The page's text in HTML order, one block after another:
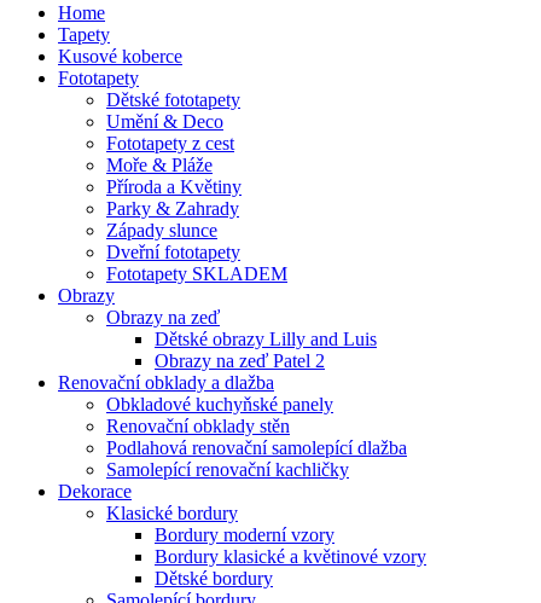
Home
Tapety
Kusové koberce
Fototapety
Dětské fototapety
Umění & Deco
Fototapety z cest
Moře & Pláže
Příroda a Květiny
Parky & Zahrady
Západy slunce
Dveřní fototapety
Fototapety SKLADEM
Obrazy
Obrazy na zeď
Dětské obrazy Lilly and Luis
Obrazy na zeď Patel 2
Renovační obklady a dlažba
Obkladové kuchyňské panely
Renovační obklady stěn
Podlahová renovační samolepící dlažba
Samolepící renovační kachličky
Dekorace
Klasické bordury
Bordury moderní vzory
Bordury klasické a květinové vzory
Dětské bordury